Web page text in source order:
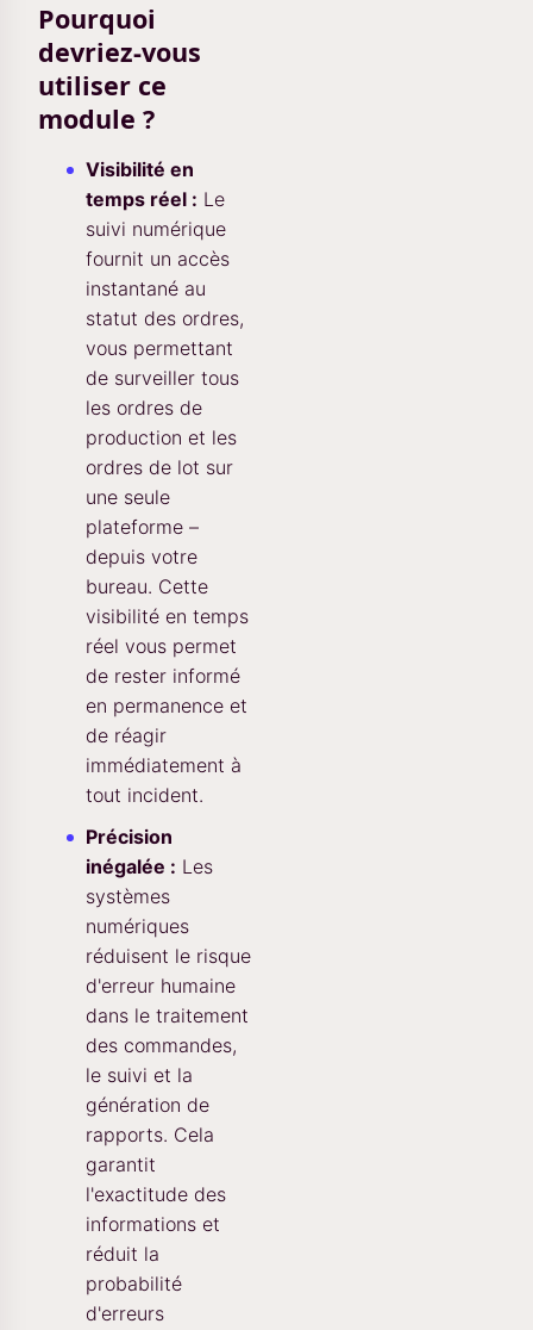
Pourquoi
devriez-vous
utiliser ce
module ?
Visibilité en
temps réel : Le
suivi numérique
fournit un accès
instantané au
statut des ordres,
vous permettant
de surveiller tous
les ordres de
production et les
ordres de lot sur
une seule
plateforme –
depuis votre
bureau. Cette
visibilité en temps
réel vous permet
de rester informé
en permanence et
de réagir
immédiatement à
tout incident.
Précision
inégalée : Les
systèmes
numériques
réduisent le risque
d'erreur humaine
dans le traitement
des commandes,
le suivi et la
génération de
rapports. Cela
garantit
l'exactitude des
informations et
réduit la
probabilité
d'erreurs